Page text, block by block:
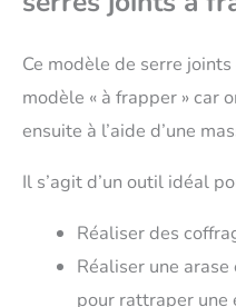
Ce modèle de serre
modèle « à frapper » car
ensuite à l’aide d’une
Il s’agit d’un outil idéal
Réaliser des
Réaliser une arase
pour rattraper